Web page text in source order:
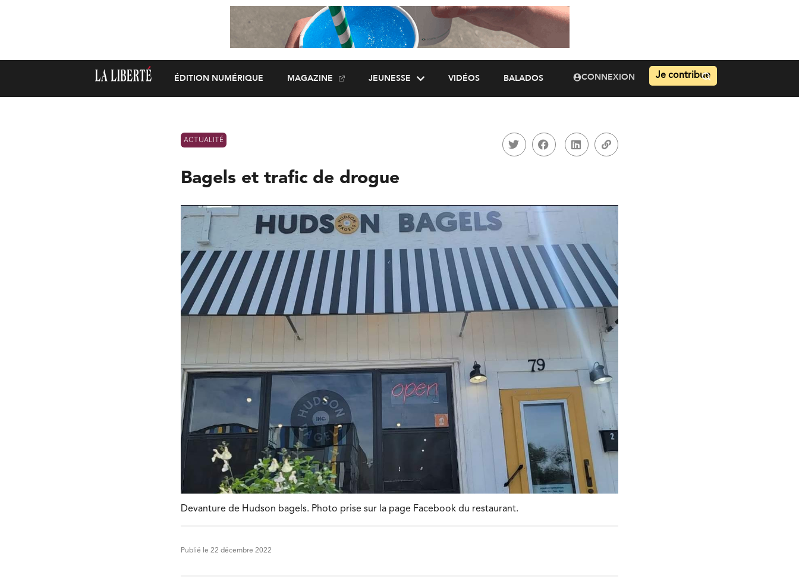
ÉDITION NUMÉRIQUE MAGAZINE JEUNESSE VIDÉOS BALADOS CONNEXION Je contribue
ACTUALITÉ
Bagels et trafic de drogue
Devanture de Hudson bagels. Photo prise sur la page Facebook du restaurant.
Publié le 22 décembre 2022